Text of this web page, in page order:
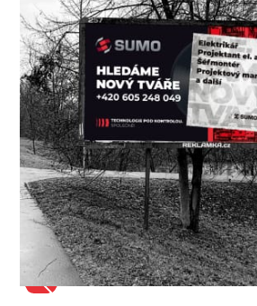
2. MÍSTO
Český lídr 2022
2. MÍSTO
Volkswagen Firma roku 2025